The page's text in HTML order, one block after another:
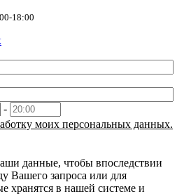
18:00
-
моих персональных данных.
данные, чтобы впоследствии
Вашего запроса или для
хранятся в нашей системе и